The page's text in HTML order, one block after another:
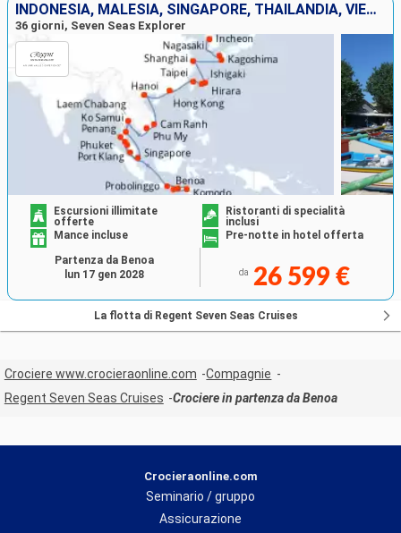
INDONESIA, MALESIA, SINGAPORE, THAILANDIA, VIETNAM, TAIWAN, CINA, GIAPPONE, COREA DEL SUD
36 giorni, Seven Seas Explorer
Escursioni illimitate
offerte
Ristoranti di specialità
inclusi
Mance incluse
Pre-notte in hotel offerta
da 26 599 €
Partenza da Benoa
lun 17 gen 2028
La flotta di Regent Seven Seas Cruises
Crociere www.crocieraonline.com
Compagnie
Regent Seven Seas Cruises
Crociere in partenza da Benoa
Crocieraonline.com
Seminario / gruppo
Assicurazione